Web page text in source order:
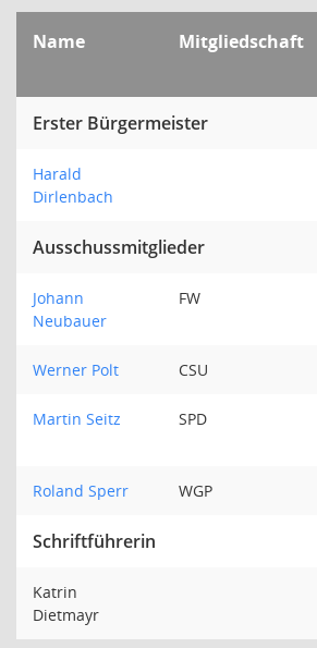
Name Mitgliedschaft
Erster Bürgermeister
Harald
Dirlenbach
Ausschussmitglieder
Johann
Neubauer
FW
Werner Polt CSU
Martin Seitz SPD
Roland Sperr WGP
Schriftführerin
Katrin
Dietmayr